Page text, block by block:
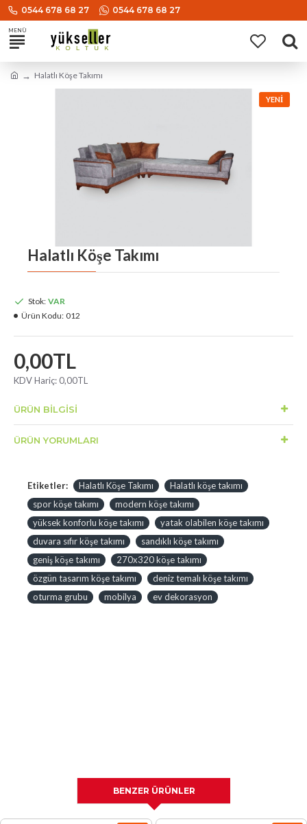
0544 678 68 27 0544 678 68 27
Halatlı Köşe Takımı
YENI
Halatlı Köşe Takımı
0,00TL
KDV Hariç:0,00TL
Stok: VAR
Ürün Kodu: 012
ÜRÜN BILGISI
ÜRÜN YORUMLARI
Etiketler: Halatlı Köşe Takımı
Halatlı köşe takımı
spor köşe takımı
modern köşe takımı
yüksek konforlu köşe takımı
yatak olabilen köşe takımı
duvara sıfır köşe takımı
sandıklı köşe takımı
geniş köşe takımı
270x320 köşe takımı
özgün tasarım köşe takımı
deniz temalı köşe takımı
oturma grubu
mobilya ev dekorasyon
BENZER ÜRÜNLER